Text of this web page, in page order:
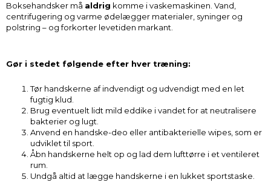
Boksehandsker må aldrig komme i vaskemaskinen. Vand,
centrifugering og varme ødelægger materialer, syninger og
polstring – og forkorter levetiden markant.
Gør i stedet følgende efter hver træning:
Tør handskerne af indvendigt og udvendigt med en let
fugtig klud.
Brug eventuelt lidt mild eddike i vandet for at neutralisere
bakterier og lugt.
Anvend en handske-deo eller antibakterielle wipes, som er
udviklet til sport.
Åbn handskerne helt op og lad dem lufttørre i et ventileret
rum.
Undgå altid at lægge handskerne i en lukket sportstaske.